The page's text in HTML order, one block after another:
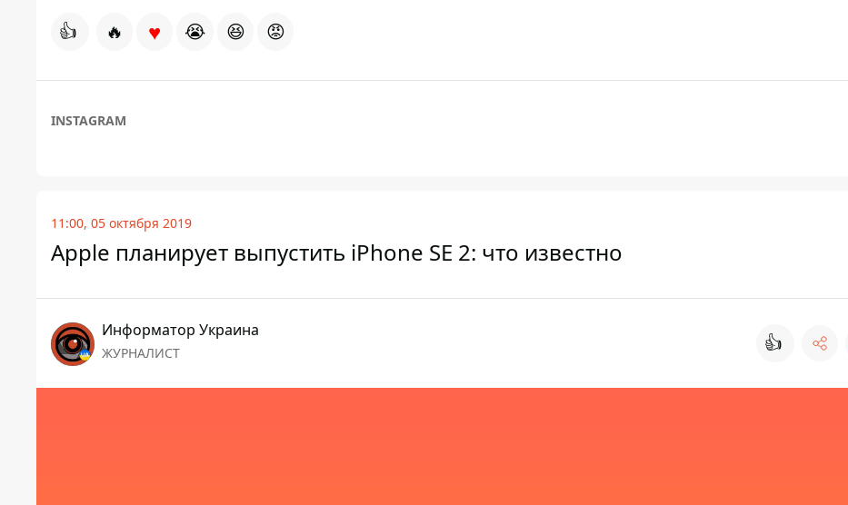
👍 🔥 ♥ 😭 😆 😡
INSTAGRAM
11:00, 05 октября 2019
Apple планирует выпустить iPhone SE 2: что известно
Информатор Украина
ЖУРНАЛИСТ 👍